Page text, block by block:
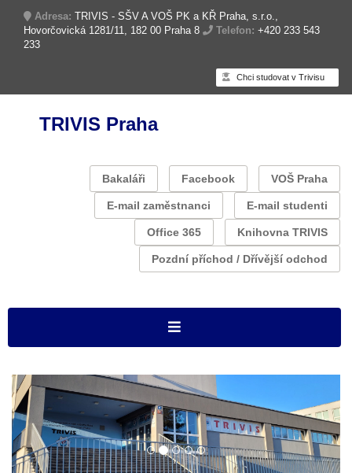
Adresa: TRIVIS - SŠV A VOŠ PK a KŘ Praha, s.r.o.,
Hovorčovická 1281/11, 182 00 Praha 8
Telefon: +420 233 543
233
Chci studovat v Trivisu
TRIVIS Praha
Bakaláři Facebook VOŠ Praha
E-mail zaměstnanci E-mail studenti
Office 365 Knihovna TRIVIS
Pozdní příchod / Dřívější odchod